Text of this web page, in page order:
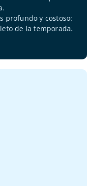
profundo y costoso:
de la temporada.